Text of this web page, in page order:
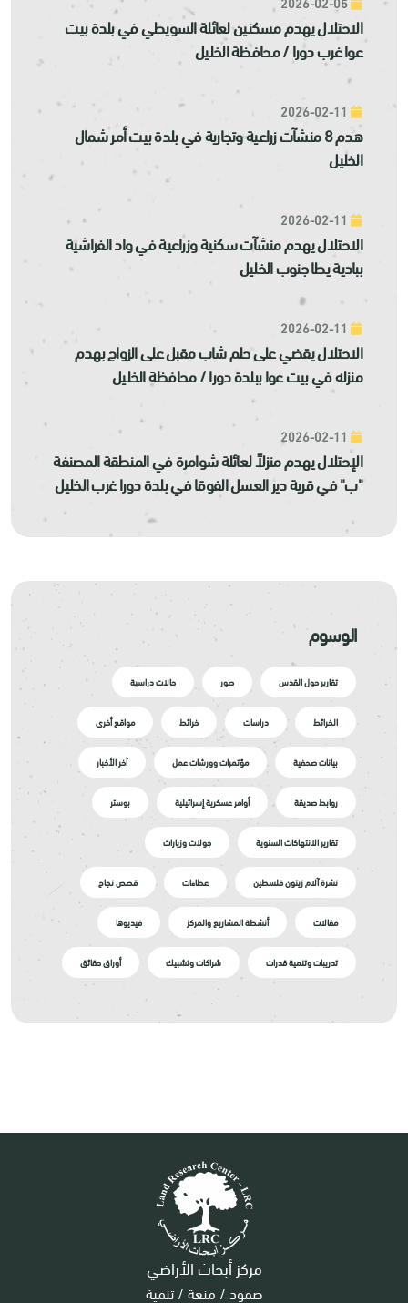
الاحتلال يهدم مسكنين لعائلة السويطي في بلدة بيت
عوا غرب دورا / محافظة الخليل
هدم 8 منشآت زراعية وتجارية في بلدة بيت أمر شمال
الخليل
الاحتلال يهدم منشآت سكنية وزراعية في واد الفراشية
ببادية يطا جنوب الخليل
الاحتلال يقضي على حلم شاب مقبل على الزواج بهدم
منزله في بيت عوا ببلدة دورا / محافظة الخليل
الإحتلال يهدم منزلاً لعائلة شوامرة في المنطقة المصنفة
"ب" في قرية دير العسل الفوقا في بلدة دورا غرب الخليل
الوسوم
تقارير حول القدس صور حالات دراسية
الخرائط دراسات خرائط مواقع أخرى
بيانات صحفية مؤتمرات وورشات عمل آخر الأخبار
روابط صديقة أوامر عسكرية إسرائيلية بوستر
تقارير الانتهاكات السنوية جولات وزيارات
نشرة آلام زيتون فلسطين عطاءات قصص نجاح
مقالات أنشطة المشاريع والمركز فيديوها
تدريبات وتنمية قدرات شراكات وتشبيك أوراق حقائق
مركز أبحاث الأراضي
صمود / منعة / تنمية